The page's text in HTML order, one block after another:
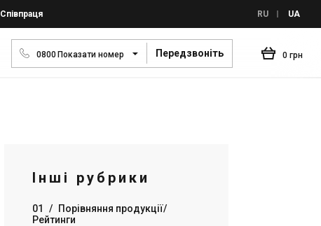
Співпраця RU UA
0800Показати номер Передзвоніть 0 грн
Інші рубрики
01 /
Порівняння продукції/
Рейтинги